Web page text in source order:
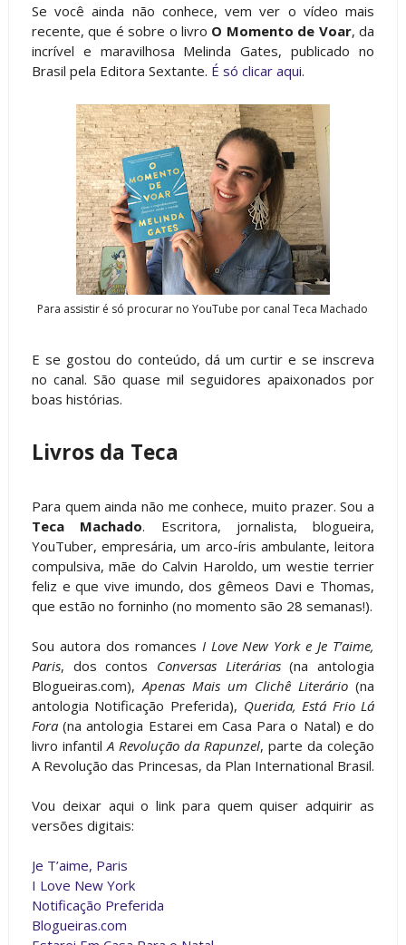
Se você ainda não conhece, vem ver o vídeo mais
recente, que é sobre o livro O Momento de Voar, da
incrível e maravilhosa Melinda Gates, publicado no
Brasil pela Editora Sextante. É só clicar aqui.
Para assistir é só procurar no YouTube por canal Teca Machado
E se gostou do conteúdo, dá um curtir e se inscreva
no canal. São quase mil seguidores apaixonados por
boas histórias.
Livros da Teca
Para quem ainda não me conhece, muito prazer. Sou a
Teca Machado. Escritora, jornalista, blogueira,
YouTuber, empresária, um arco-íris ambulante, leitora
compulsiva, mãe do Calvin Haroldo, um westie terrier
feliz e que vive imundo, dos gêmeos Davi e Thomas,
que estão no forninho (no momento são 28 semanas!).
Sou autora dos romances I Love New York e Je T’aime,
Paris, dos contos Conversas Literárias(na antologia
Blogueiras.com),Apenas Mais um Clichê Literário (na
antologia Notificação Preferida), Querida, Está Frio Lá
Fora(na antologia Estarei em Casa Para o Natal) e do
livro infantilA Revolução da Rapunzel, parte da coleção
A Revolução das Princesas, da Plan International Brasil.
Vou deixar aqui o link para quem quiser adquirir as
versões digitais:
Je T’aime, Paris
I Love New York
Notificação Preferida
Blogueiras.com